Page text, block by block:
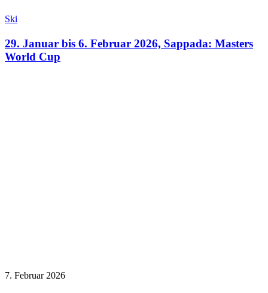
Ski
29. Januar bis 6. Februar 2026, Sappada: Masters
World Cup
7. Februar 2026